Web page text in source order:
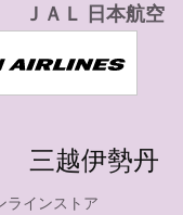
ＪＡＬ 日本航空
三越伊勢丹